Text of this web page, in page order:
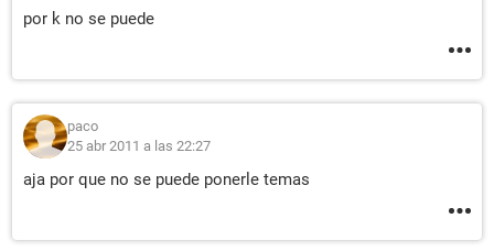
por k no se puede
paco
25 abr 2011 a las 22:27
aja por que no se puede ponerle temas